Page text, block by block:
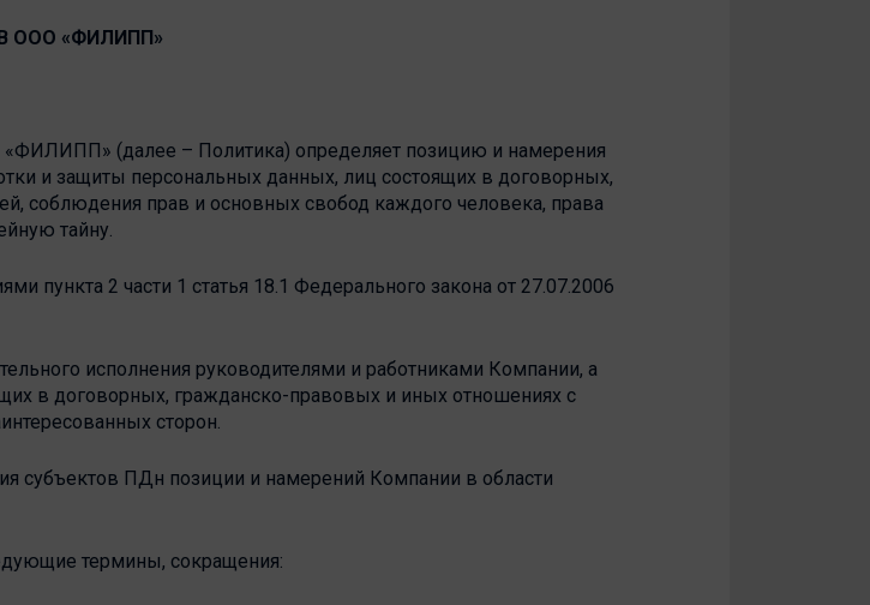
ООО «ФИЛИПП»
(далее – Политика) определяет позицию и намерения
и защиты персональных данных, лиц состоящих в договорных,
соблюдения прав и основных свобод каждого человека, права
тайну.
пункта 2 части 1 статья 18.1 Федерального закона от 27.07.2006
исполнения руководителями и работниками Компании, а
в договорных, гражданско-правовых и иных отношениях с
сторон.
субъектов ПДн позиции и намерений Компании в области
термины, сокращения: